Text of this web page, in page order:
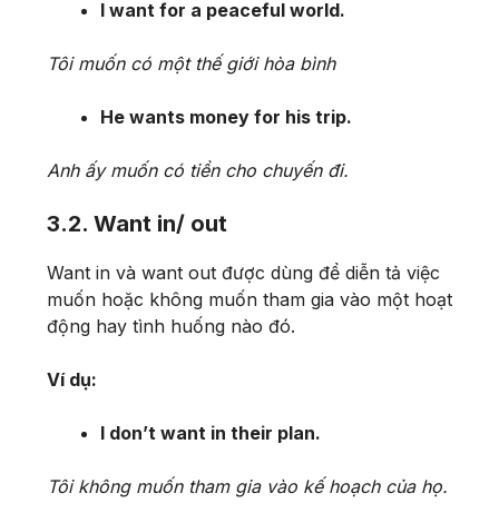
I want for a peaceful world.
Tôi muốn có một thế giới hòa bình
He wants money for his trip.
Anh ấy muốn có tiền cho chuyến đi.
3.2. Want in/ out
Want in và want out được dùng để diễn tả việc
muốn hoặc không muốn tham gia vào một hoạt
động hay tình huống nào đó.
Ví dụ:
I don’t want in their plan.
Tôi không muốn tham gia vào kế hoạch của họ.